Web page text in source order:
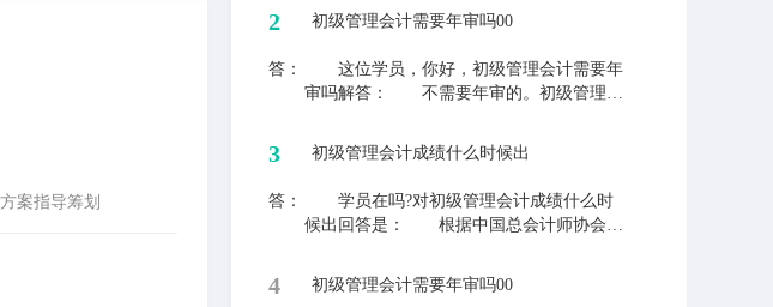
案指导筹划
备协助管理者做好经营管控支持的能力，侧
重于管理会计应用工具的掌握。 最后欢
迎其他学员们提出更多的问题，老师时刻为
学员答疑解惑!
2 初级管理会计需要年审吗00
答：
这位学员，你好，初级管理会计需要年
审吗解答： 不需要年审的。初级管理会
效期为两年，两年通过所有科目，中总协颁
发资格认证证书。 如果同学还有其他的
疑问，欢迎提出来，老师和大家一起交流学
习!
3 初级管理会计成绩什么时候出
答：
学员在吗?对初级管理会计成绩什么时
候出回答是： 根据中国总会计师协会公
师成绩会在MAT结束后4-6个星期后公布，
具体时间以中总协公布时间为主。 如果
4 初级管理会计需要年审吗00